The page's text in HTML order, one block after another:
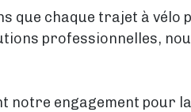
que chaque trajet à
professionnelles,
notre engagement pour